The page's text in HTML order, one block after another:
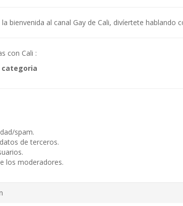
bienvenida al canal Gay de Cali, divíertete hablando
con Cali :
categoria
spam.
de terceros.
los moderadores.